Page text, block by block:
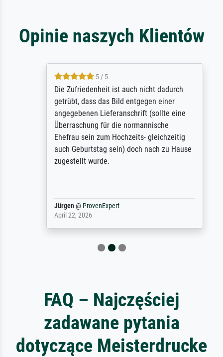
Opinie naszych Klientów
5 / 5
Die Zufriedenheit ist auch nicht dadurch
getrübt, dass das Bild entgegen einer
angegebenen Lieferanschrift (sollte eine
Überraschung für die normannische
Ehefrau sein zum Hochzeits- gleichzeitig
auch Geburtstag sein) doch nach zu Hause
zugestellt wurde.
Jürgen@ProvenExpert
April 22, 2026
FAQ – Najczęściej
zadawane pytania
dotyczące Meisterdrucke